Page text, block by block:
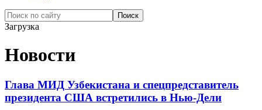
Загрузка
Новости
Глава МИД Узбекистана и спецпредставитель
президента США встретились в Нью-Дели